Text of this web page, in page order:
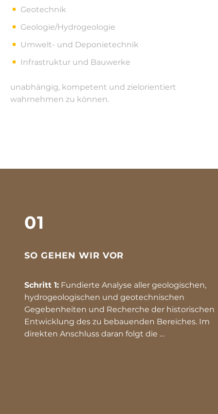
Geotechnik
Geologie/Hydrogeologie
Umwelt- und Deponietechnik
Infrastruktur und Bauwerke
unabhängig, kompetent und zielorientiert
wahrnehmen zu können.
01
SO GEHEN WIR VOR
Schritt 1: Fundierte Analyse aller geologischen,
hydrogeologischen und geotechnischen
Gegebenheiten und Recherche der historischen
Entwicklung des zu bebauenden Bereiches. Im
direkten Anschluss daran folgt die …